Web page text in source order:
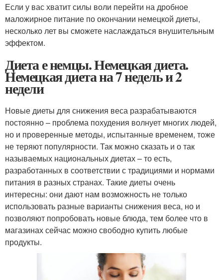
Если у вас хватит силы воли перейти на дробное
маложирное питание по окончании немецкой диеты,
несколько лет вы сможете наслаждаться внушительным
эффектом.
Диета е немцы. Немецкая диета.
Немецкая диета на 7 недель и 2
недели
Новые диеты для снижения веса разрабатываются
постоянно – проблема похудения волнует многих людей,
но и проверенные методы, испытанные временем, тоже
не теряют популярности. Так можно сказать и о так
называемых национальных диетах – то есть,
разработанных в соответствии с традициями и нормами
питания в разных странах. Такие диеты очень
интересны: они дают нам возможность не только
использовать разные варианты снижения веса, но и
позволяют попробовать новые блюда, тем более что в
магазинах сейчас можно свободно купить любые
продукты.